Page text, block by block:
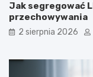
Jak segregować
przechowywania
2 sierpnia 2026